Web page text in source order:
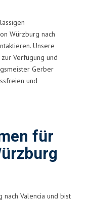
Würzburg nach
Unsere
Verfügung und
Gerber
und
für
Valencia und bist